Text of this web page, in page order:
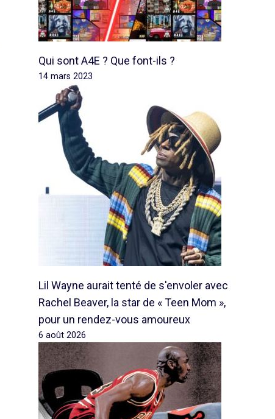
Qui sont A4E ? Que font-ils ?
14 mars 2023
Lil Wayne aurait tenté de s'envoler avec
Rachel Beaver, la star de « Teen Mom »,
pour un rendez-vous amoureux
6 août 2026